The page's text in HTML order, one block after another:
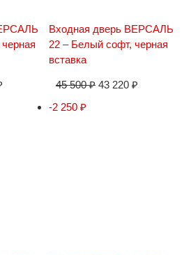
Входная дверь ВЕРСАЛЬ
22 – Белый софт, черная
вставка
45 500₽ 43 220 ₽
-2 250 ₽